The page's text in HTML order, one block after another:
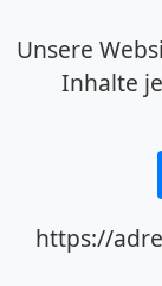
Unsere
Inhalte
https://